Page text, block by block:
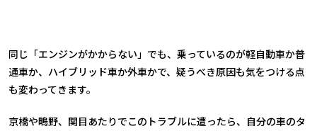
同じ「エンジンがかからない」でも、乗っているのが軽自動車か普
通車か、ハイブリッド車か外車かで、疑うべき原因も気をつける点
も変わってきます。
京橋や鴫野、関目あたりでこのトラブルに遭ったら、自分の車のタ